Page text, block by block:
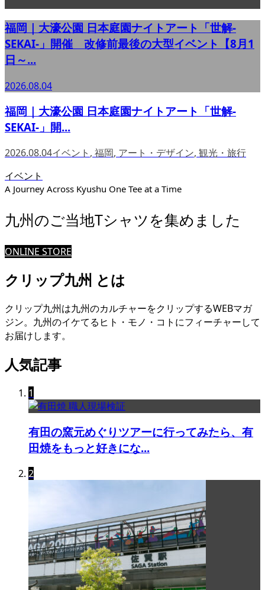
福岡｜大濠公園 日本庭園ナイトアート「世解-
SEKAI-」開催 改修前最後の大型イベント【8月1
日～...
2026.08.04
福岡｜大濠公園 日本庭園ナイトアート「世解-
SEKAI-」開...
2026.08.04イベント , 福岡, アート・デザイン, 観光・旅行
イベント
A Journey Across Kyushu One Tee at a Time
九州のご当地Tシャツを集めました
ONLINE STORE
クリップ九州 とは
クリップ九州は九州のカルチャーをクリップするWEBマガ
ジン。九州のイケてるヒト・モノ・コトにフィーチャーして
お届けします。
人気記事
1
有田の窯元めぐりツアーに行ってみたら、有
田焼をもっと好きにな...
2